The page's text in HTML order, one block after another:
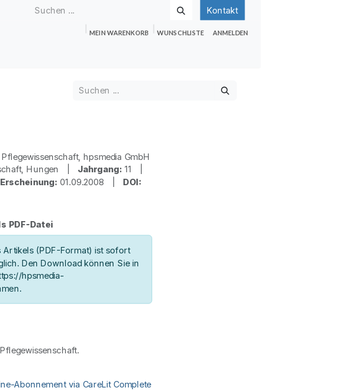
Kontakt
MEIN WARENKORB WUNSCHLISTE ANMELDEN
hpsmedia GmbH
Hungen | Jahrgang: 11 |
Erscheinung: 01.09.2008 | DOI:
PDF-Datei
Artikels (PDF-Format) ist sofort
Den Download können Sie in
hpsmedia-
Abonnement via CareLit Complete